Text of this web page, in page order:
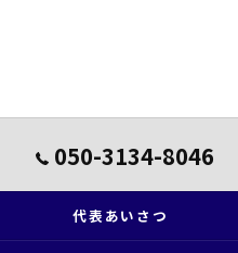
050-3134-8046
代表あいさつ